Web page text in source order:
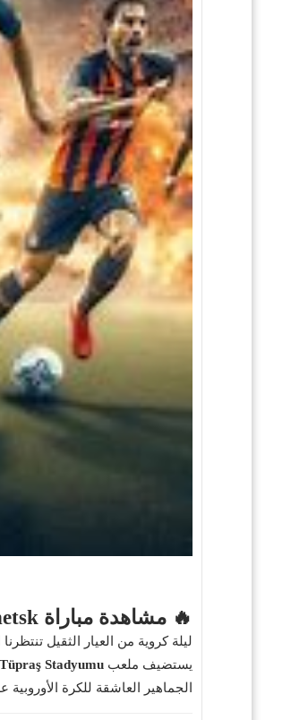
🔥 مشاهدة مباراة Beşiktaş x Shakhtar Donetsk بث مباشر اليوم - 24 يوليو 2025
ليلة كروية من العيار الثقيل
يستضيف ملعبTüpraş Stadyumu
الجماهير العاشقة للكرة